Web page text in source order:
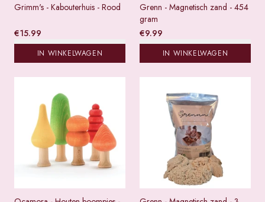
Grimm's - Kabouterhuis - Rood
€15.99
IN WINKELWAGEN
Grenn - Magnetisch zand - 454
gram
€9.99
IN WINKELWAGEN